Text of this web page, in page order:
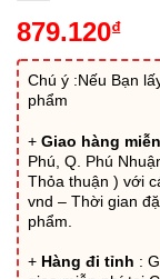
879.120₫
Chú ý :Nếu Bạn
phẩm
+ Giao hàng
Phú, Q. Phú
Thỏa thuận ) với
vnd – Thời gian
phẩm.
+ Hàng đi tỉnh :